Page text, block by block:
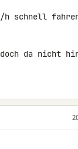
h schnell
da nicht